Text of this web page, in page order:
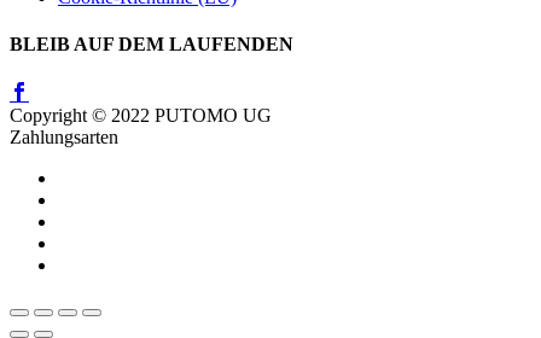
BLEIB AUF DEM LAUFENDEN
Copyright © 2022 PUTOMO UG
Zahlungsarten